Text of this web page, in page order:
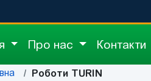
Про нас Контакти
Роботи TURIN